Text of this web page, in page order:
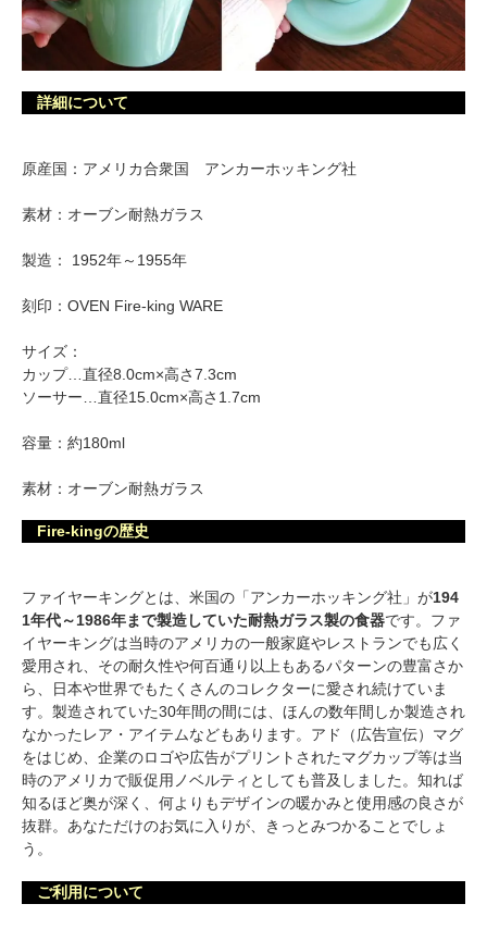
詳細について
原産国：アメリカ合衆国 アンカーホッキング社
素材：オーブン耐熱ガラス
製造： 1952年～1955年
刻印：OVEN Fire-king WARE
サイズ：
カップ…直径8.0cm×高さ7.3cm
ソーサー…直径15.0cm×高さ1.7cm
容量：約180ml
素材：オーブン耐熱ガラス
Fire-kingの歴史
ファイヤーキングとは、米国の「アンカーホッキング社」が194
1年代～1986年まで製造していた耐熱ガラス製の食器です。ファ
イヤーキングは当時のアメリカの一般家庭やレストランでも広く
愛用され、その耐久性や何百通り以上もあるパターンの豊富さか
ら、日本や世界でもたくさんのコレクターに愛され続けていま
す。製造されていた30年間の間には、ほんの数年間しか製造され
なかったレア・アイテムなどもあります。アド（広告宣伝）マグ
をはじめ、企業のロゴや広告がプリントされたマグカップ等は当
時のアメリカで販促用ノベルティとしても普及しました。知れば
知るほど奥が深く、何よりもデザインの暖かみと使用感の良さが
抜群。あなただけのお気に入りが、きっとみつかることでしょ
う。
ご利用について